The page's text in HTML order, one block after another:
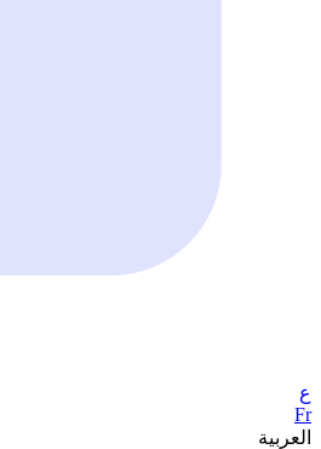
ع
Fr
العربية